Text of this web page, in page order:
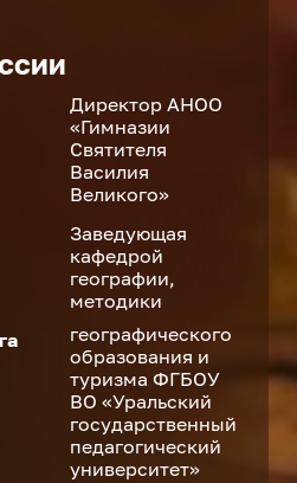
Директор АНОО
«Гимназии
Святителя
Василия
Великого»
Заведующая
кафедрой
географии,
методики
географического
образования и
туризма ФГБОУ
ВО «Уральский
государственный
педагогический
университет»